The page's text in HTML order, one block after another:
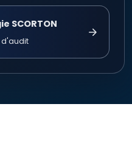
SCORTON
d'audit